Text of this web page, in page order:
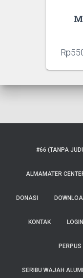
Rp
#66 (TANPA
ALMAMATER
DONASI
KONTAK LOGIN
SERIBU WAJAH